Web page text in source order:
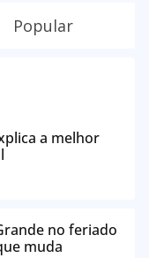
Popular
a melhor
no feriado
muda